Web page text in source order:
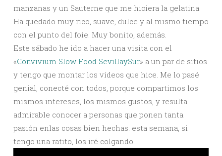
manzanas y un Sauterne que me hiciera la gelatina.
Ha quedado muy rico, suave, dulce y al mismo tiempo
con el punto del foie. Muy bonito, además.
Este sábado he ido a hacer una visita con el
«Convivium Slow Food SevillaySur» a un par de sitios
y tengo que montar los vídeos que hice. Me lo pasé
genial, conecté con todos, porque compartimos los
mismos intereses, los mismos gustos, y resulta
admirable conocer a personas que ponen tanta
pasión enlas cosas bien hechas. esta semana, si
tengo una ratito, los iré colgando.